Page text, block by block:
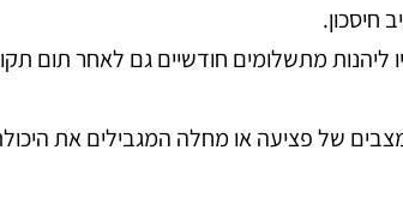
חיסכון.
ליהנות מתשלומים חודשיים גם לאחר תום
של פציעה או מחלה המגבילים את